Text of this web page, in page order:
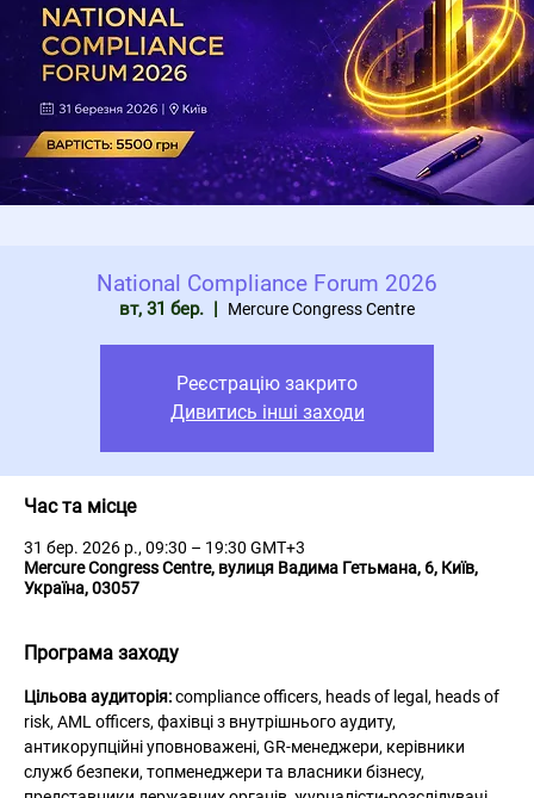
National Compliance Forum 2026
вт, 31 бер.
  |
Mercure Congress Centre
Реєстрацію закрито
Дивитись інші заходи
Час та місце
31 бер. 2026 р., 09:30 – 19:30 GMT+3
Mercure Congress Centre, вулиця Вадима Гетьмана, 6, Київ,
Україна, 03057
Програма заходу
Цільова аудиторія: compliance officers, heads of legal, heads of
risk, AML officers, фахівці з внутрішнього аудиту,
антикорупційні уповноважені, GR-менеджери, керівники
служб безпеки, топменеджери та власники бізнесу,